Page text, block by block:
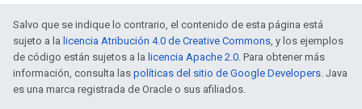
Salvo que se indique lo contrario, el contenido de esta página está
sujeto a la licencia Atribución 4.0 de Creative Commons, y los ejemplos
de código están sujetos a la licencia Apache 2.0. Para obtener más
información, consulta las políticas del sitio de Google Developers. Java
es una marca registrada de Oracle o sus afiliados.